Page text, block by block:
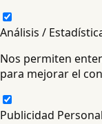
Análisis /
Nos permiten
para mejorar el
Publicidad